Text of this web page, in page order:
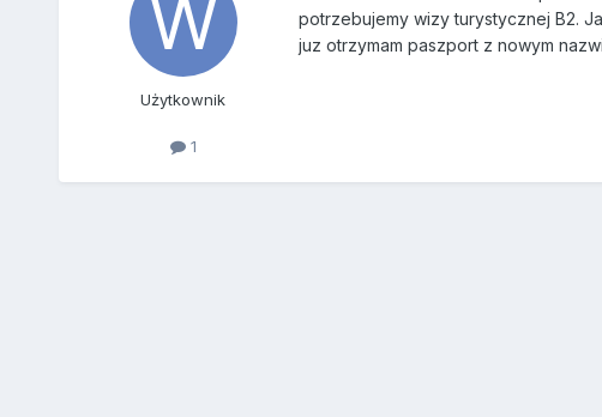
Użytkownik
1
potrzebujemy wizy turystycznej B2.
juz otrzymam paszport z nowym